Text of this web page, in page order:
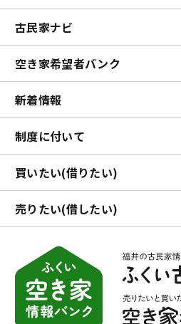
古民家ナビ
空き家希望者バンク
新着情報
制度に付いて
空き家バンク制度とは
古民家ナビとは
ふくい空き家情報バンク登録の流れ
よくある質問
各市町の支援制度
買いたい(借りたい)
売りたい(借したい)TOP
条件で検索
エリアで検索
地図で検索
契約までの流れ
専門家の紹介
売りたい(借したい)
売りたい(借したい)TOP
契約までの流れ
相談窓口の紹介
空き家希望者バンク